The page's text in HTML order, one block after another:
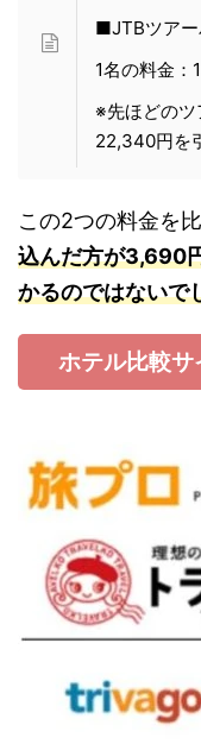
■JTBツアー
1名の料金：
※先ほどの
22,340円を
この2つの料金を
込んだ方が3,690
かるのではないで
ホテル比較